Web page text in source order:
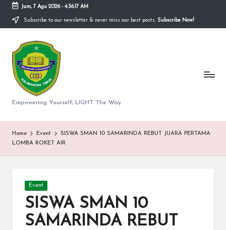
Skip
content
Jum, 7 Agu 2026- 4:36:17 AM
Subscribe to our newsletter & never miss our best posts. Subscribe Now!
S
M
A
N
e
g
er
Empowering Yourself, LIGHT The Way
Home Event
SISWA SMAN 10 SAMARINDA REBUT JUARA PERTAMA
LOMBA ROKET AIR
Posted
Event
SISWA SMAN 10
SAMARINDA REBUT